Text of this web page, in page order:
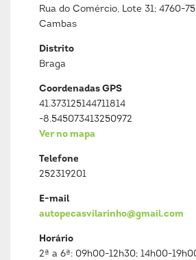
Rua do Comércio, Lote 31; 4760-
Cambas
Distrito
Braga
Coordenadas GPS
41.373125144711814
-8.545073413250972
Ver no mapa
Telefone
252319201
E-mail
autopecasvilarinho@gmail.com
Horário
2ª a 6ª: 09h00-12h30; 14h00-